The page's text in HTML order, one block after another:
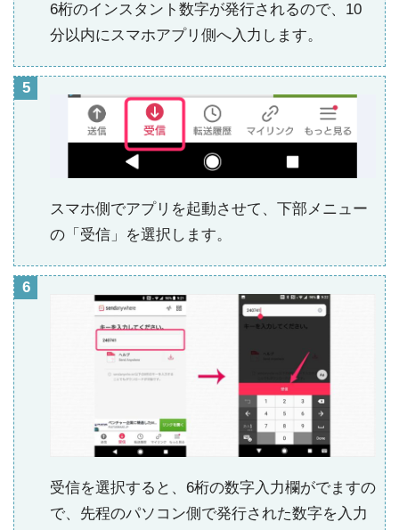
6桁のインスタント数字が発行されるので、10
分以内にスマホアプリ側へ入力します。
スマホ側でアプリを起動させて、下部メニュー
の「受信」を選択します。
受信を選択すると、6桁の数字入力欄がでますの
で、先程のパソコン側で発行された数字を入力